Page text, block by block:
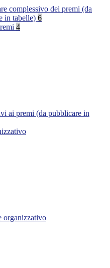
complessivo dei premi (da
in tabelle) 6
4
ai premi (da pubblicare in
organizzativo